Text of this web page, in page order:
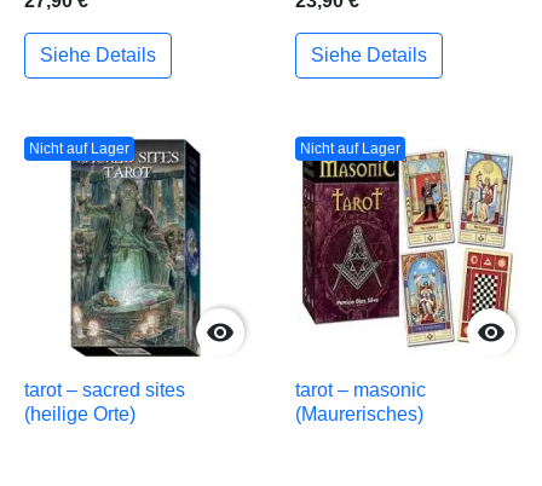
Siehe Details Siehe Details
Nicht auf Lager

tarot – sacred sites
(heilige Orte)
Nicht auf Lager

tarot – masonic
(Maurerisches)